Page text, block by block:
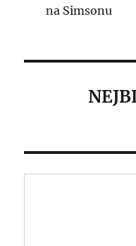
na Simsonu
Tradiční
akce -